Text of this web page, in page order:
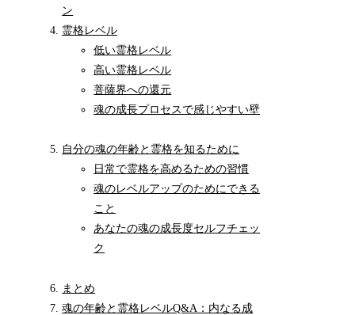
ン
霊格レベル
低い霊格レベル
高い霊格レベル
菩薩界への還元
魂の成長プロセスで感じやすい壁
自分の魂の年齢と霊格を知るために
日常で霊格を高めるための習慣
魂のレベルアップのためにできる
こと
あなたの魂の成長度セルフチェッ
ク
まとめ
魂の年齢と霊格レベルQ&A：内なる成